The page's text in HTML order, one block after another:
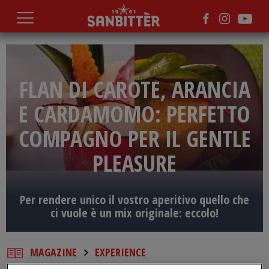
contenuto
principale
FLAN DI CAROTE, ARANCIA
E CARDAMOMO: PERFETTO
COMPAGNO PER IL GENTLE
PLEASURE
Per rendere unico il vostro aperitivo quello che
ci vuole è un mix originale: eccolo!
MAGAZINE EXPERIENCE